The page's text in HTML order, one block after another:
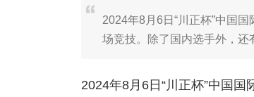
2024年8月6日“川正杯”中国
场竞技。除了国内选手外，
2024年8月6日“川正杯”中国